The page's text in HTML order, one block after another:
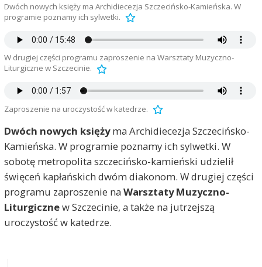
Dwóch nowych księży ma Archidiecezja Szczecińsko-Kamieńska. W
programie poznamy ich sylwetki.
W drugiej części programu zaproszenie na Warsztaty Muzyczno-
Liturgiczne w Szczecinie.
Zaproszenie na uroczystość w katedrze.
Dwóch nowych księżyma Archidiecezja Szczecińsko-
Kamieńska. W programie poznamy ich sylwetki. W
sobotę metropolita szczecińsko-kamieński udzielił
święceń kapłańskich dwóm diakonom. W drugiej części
programu zaproszenie na Warsztaty Muzyczno-
Liturgicznew Szczecinie, a także na jutrzejszą
uroczystość w katedrze.